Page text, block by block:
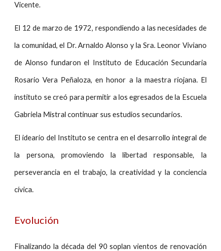
Vicente.
El 12 de marzo de 1972, respondiendo a las necesidades de
la comunidad, el Dr. Arnaldo Alonso y la Sra. Leonor Viviano
de Alonso fundaron el Instituto de Educación Secundaria
Rosario Vera Peñaloza, en honor a la maestra riojana. El
instituto se creó para permitir a los egresados de la Escuela
Gabriela Mistral continuar sus estudios secundarios.
El ideario del Instituto se centra en el desarrollo integral de
la persona, promoviendo la libertad responsable, la
perseverancia en el trabajo, la creatividad y la conciencia
cívica.
Evolución
Finalizando la década del 90 soplan vientos de renovación